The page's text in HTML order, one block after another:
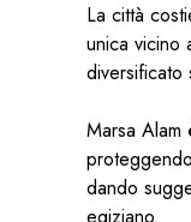
La città
unica vicino
diversificato
Marsa
dando